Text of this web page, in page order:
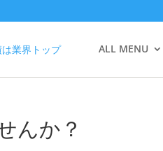
ALL MENU
んか？